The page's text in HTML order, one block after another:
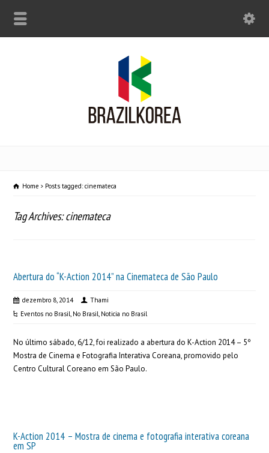
Home Posts tagged: cinemateca
Tag Archives: cinemateca
Abertura do “K-Action 2014” na Cinemateca de São Paulo
dezembro 8, 2014
Thami
Eventos no Brasil, No Brasil, Noticia no Brasil
No último sábado, 6/12, foi realizado a abertura do K-Action 2014 – 5º
Mostra de Cinema e Fotografia Interativa Coreana, promovido pelo
Centro Cultural Coreano em São Paulo.
K-Action 2014 – Mostra de cinema e fotografia interativa coreana
em SP